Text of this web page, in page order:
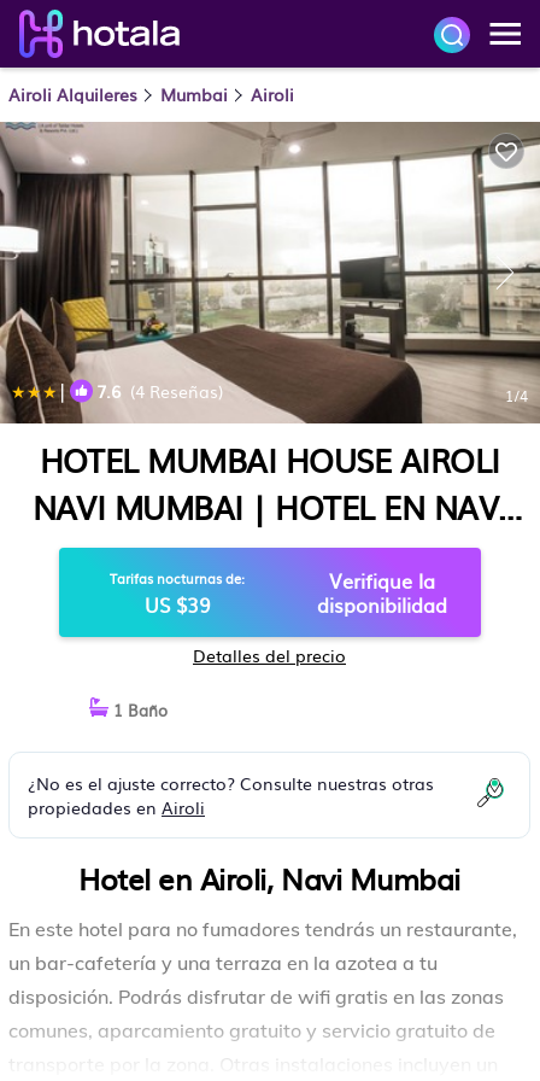
Airoli Alquileres Mumbai Airoli
| 7.6 (4 Reseñas) 1/4
HOTEL MUMBAI HOUSE AIROLI
NAVI MUMBAI | HOTEL EN NAVI
MUMBAI
Tarifas nocturnas de:
US $39
Verifique la
disponibilidad
Detalles del precio
1 Baño
¿No es el ajuste correcto? Consulte nuestras otras
propiedades en Airoli
Hotel en Airoli, Navi Mumbai
En este hotel para no fumadores tendrás un restaurante,
un bar-cafetería y una terraza en la azotea a tu
disposición. Podrás disfrutar de wifi gratis en las zonas
comunes, aparcamiento gratuito y servicio gratuito de
transporte por la zona. Otras instalaciones incluyen un